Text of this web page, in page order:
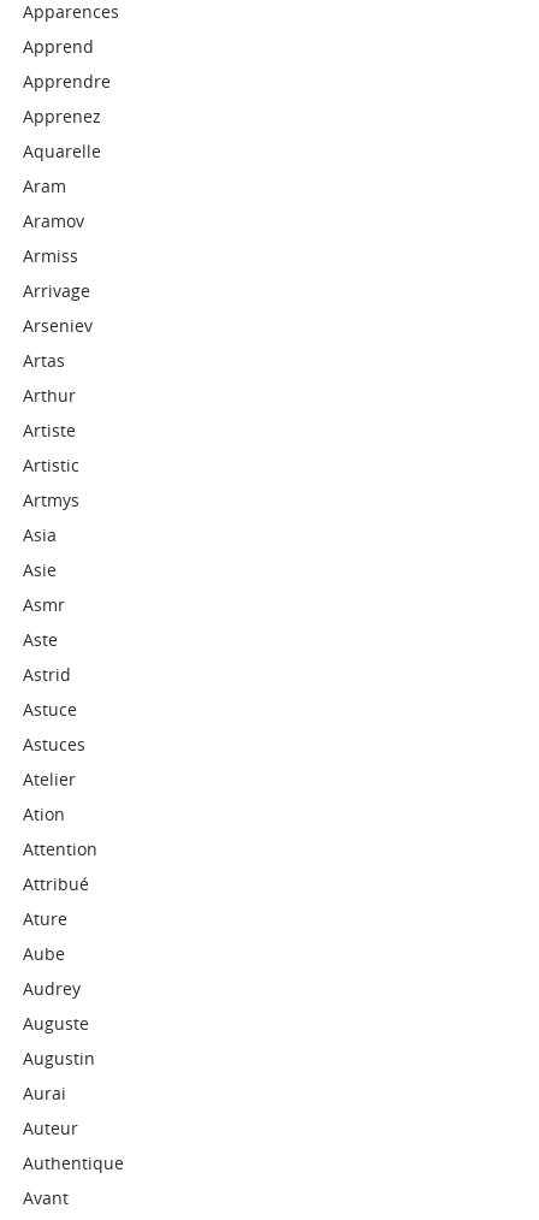
Apparences
Apprend
Apprendre
Apprenez
Aquarelle
Aram
Aramov
Armiss
Arrivage
Arseniev
Artas
Arthur
Artiste
Artistic
Artmys
Asia
Asie
Asmr
Aste
Astrid
Astuce
Astuces
Atelier
Ation
Attention
Attribué
Ature
Aube
Audrey
Auguste
Augustin
Aurai
Auteur
Authentique
Avant